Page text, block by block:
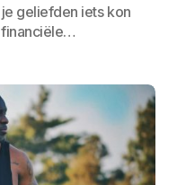
geliefden iets kon
financiële…